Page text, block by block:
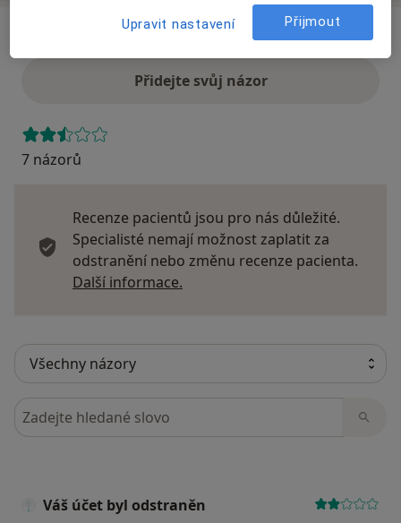
Přidejte svůj názor
7 názorů
Recenze pacientů jsou pro nás důležité.
Specialisté nemají možnost zaplatit za
odstranění nebo změnu recenze pacienta.
Další informace.
Hledejte v názorech
Váš účet byl odstraněn
Upravit nastavení Přijmout